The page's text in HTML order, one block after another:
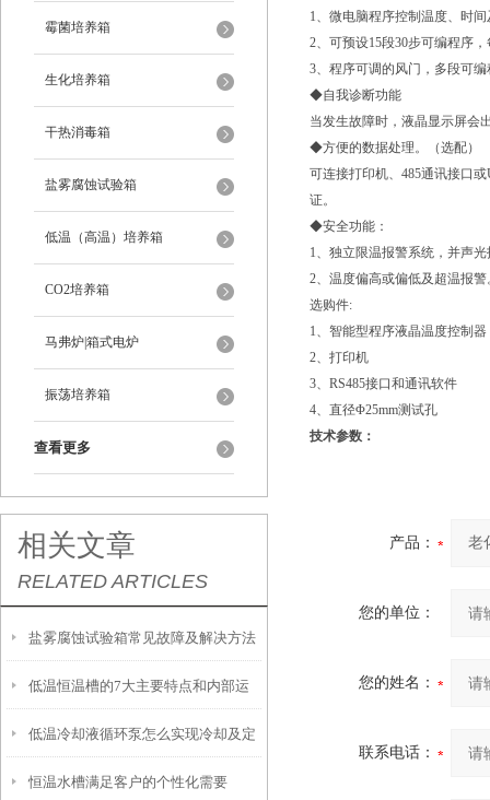
霉菌培养箱
生化培养箱
干热消毒箱
盐雾腐蚀试验箱
低温（高温）培养箱
CO2培养箱
马弗炉|箱式电炉
振荡培养箱
查看更多
相关文章
RELATED ARTICLES
盐雾腐蚀试验箱常见故障及解决方法
低温恒温槽的7大主要特点和内部运
行原理
低温冷却液循环泵怎么实现冷却及定
期维护
恒温水槽满足客户的个性化需要
1、微电脑程序控制温度、时
2、可预设15段30步可编程序
3、程序可调的风门，多段可
◆自我诊断功能
当发生故障时，液晶显示屏会
◆方便的数据处理。（选配）
可连接打印机、485通讯接口
证。
◆安全功能：
1、独立限温报警系统，并声
2、温度偏高或偏低及超温报警
选购件:
1、智能型程序液晶温度控制器
2、打印机
3、RS485接口和通讯软件
4、直径Φ25mm测试孔
技术参数：
产品：
您的单位：
您的姓名：
联系电话：